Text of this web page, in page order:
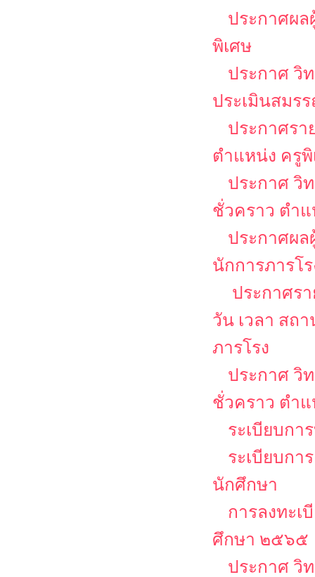
ประกาศผ
พิเศษ
ประกาศ วิ
ประเมินสมร
ประกาศรา
ตำแหน่ง ครูพิ
ประกาศ วิ
ชั่วคราว ตำ
ประกาศผ
นักการภารโร
ประกาศร
วัน เวลา สถ
ภารโรง
ประกาศ วิ
ชั่วคราว ตำ
ระเบียบกา
ระเบียบกา
นักศึกษา
การลงทะเ
ศึกษา ๒๕๖๕
ประกาศ วิ